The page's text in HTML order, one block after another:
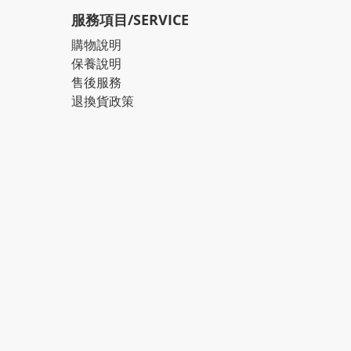
服務項目/SERVICE
購物說明
保養說明
售後服務
退換貨政策